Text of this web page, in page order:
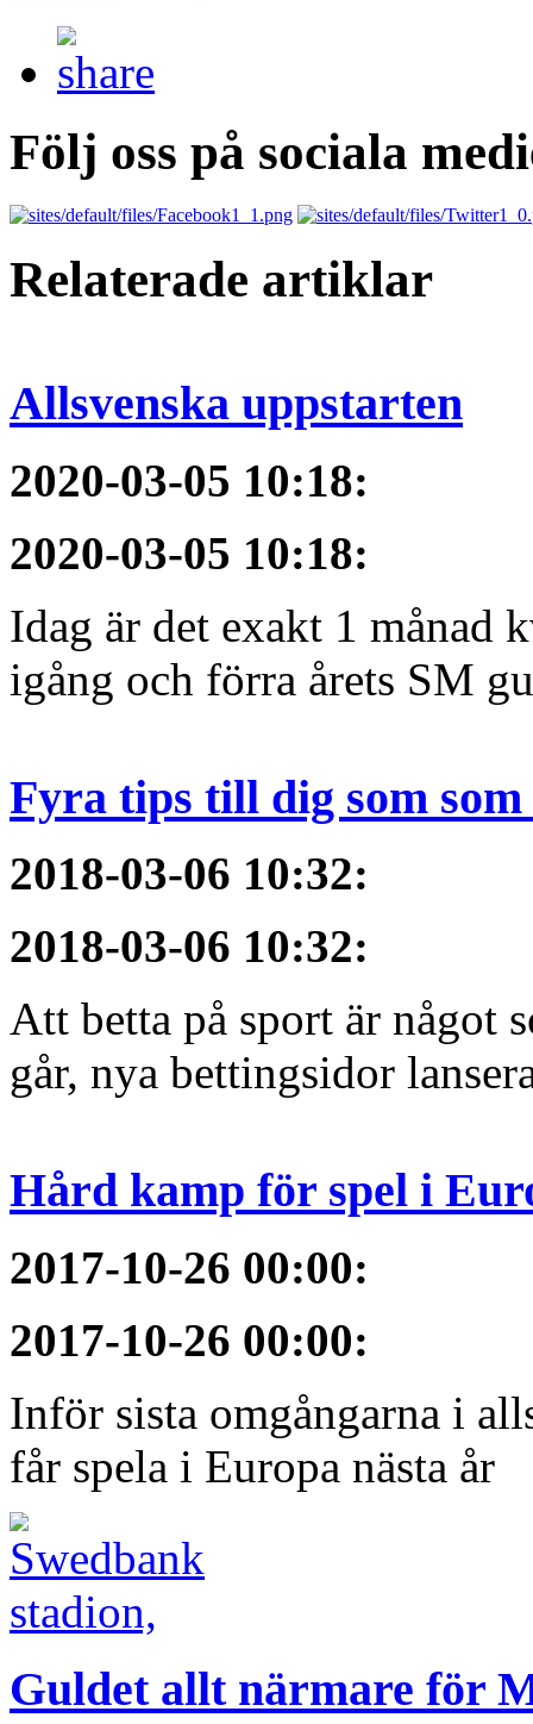
Följ oss på sociala
Relaterade artiklar
Allsvenska uppstarten
2020-03-05 10:18:
2020-03-05 10:18:
Idag är det exakt 1 månad
igång och förra årets SM
Fyra tips till dig som
2018-03-06 10:32:
2018-03-06 10:32:
Att betta på sport är något
går, nya bettingsidor
Hård kamp för spel i
2017-10-26 00:00:
2017-10-26 00:00:
Inför sista omgångarna i
får spela i Europa nästa år
Guldet allt närmare för